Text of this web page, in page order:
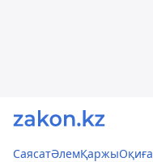
СаясатӘлемҚаржыОқиға